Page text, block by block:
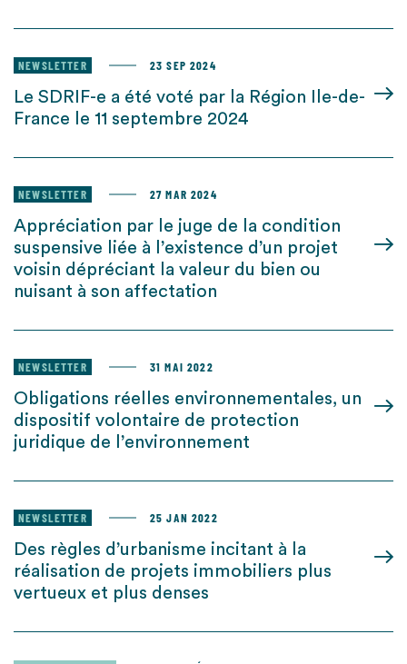
NEWSLETTER 23 SEP 2024
Le SDRIF-e a été voté par la Région Ile-de-
France le 11 septembre 2024
NEWSLETTER 27 MAR 2024
Appréciation par le juge de la condition
suspensive liée à l’existence d’un projet
voisin dépréciant la valeur du bien ou
nuisant à son affectation
NEWSLETTER 31 MAI 2022
Obligations réelles environnementales, un
dispositif volontaire de protection
juridique de l’environnement
NEWSLETTER 25 JAN 2022
Des règles d’urbanisme incitant à la
réalisation de projets immobiliers plus
vertueux et plus denses